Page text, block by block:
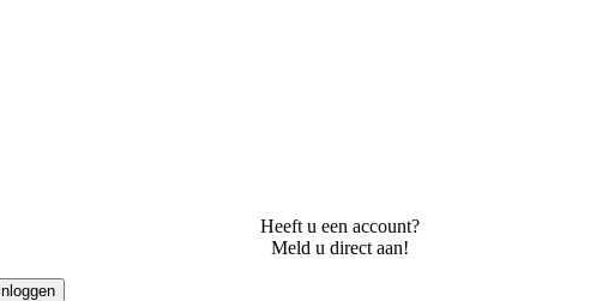
Heeft u een account?
Meld u direct aan!
Inloggen